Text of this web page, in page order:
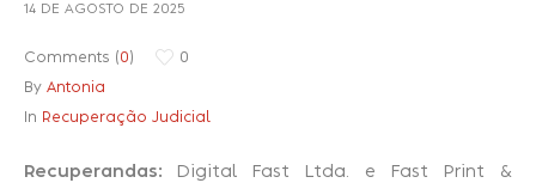
14 DE AGOSTO DE 2025
Comments (0) 0
By Antonia
In Recuperação Judicial
Recuperandas:
Digital Fast Ltda. e Fast Print &